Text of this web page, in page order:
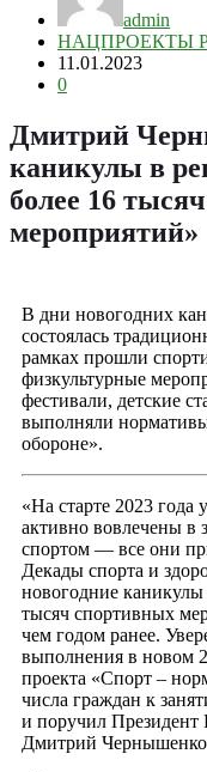
admin
НАЦПРОЕКТЫ
11.01.2023
0
Дмитрий
каникулы в
более 16
мероприятий»
В дни новогодних
состоялась
рамках прошли
физкультурные
фестивали, детские
выполняли
обороне».
«На старте 2023 года
активно вовлечены в
спортом — все они
Декады спорта и
новогодние
тысяч спортивных
чем годом ранее.
выполнения в новом
проекта «Спорт –
числа граждан к
и поручил
Дмитрий